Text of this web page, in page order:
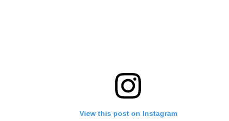
View this post on Instagram